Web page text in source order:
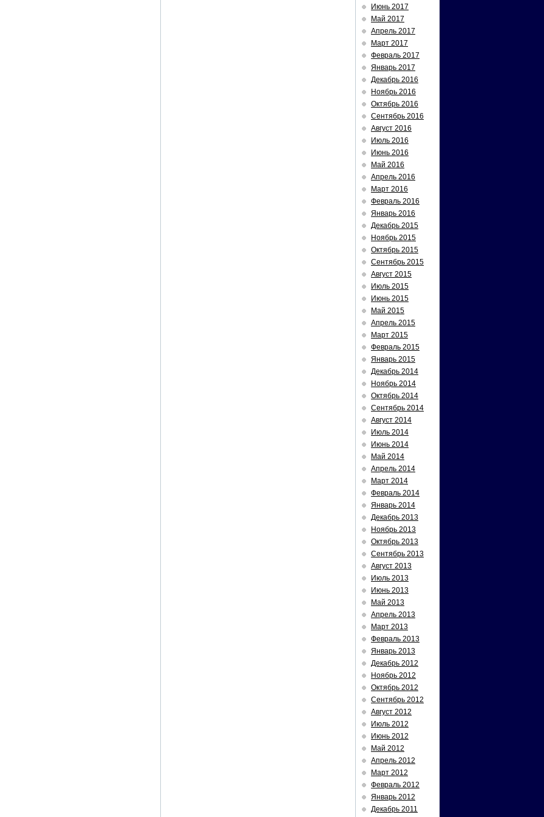
Июнь 2017
Май 2017
Апрель 2017
Март 2017
Февраль 2017
Январь 2017
Декабрь 2016
Ноябрь 2016
Октябрь 2016
Сентябрь 2016
Август 2016
Июль 2016
Июнь 2016
Май 2016
Апрель 2016
Март 2016
Февраль 2016
Январь 2016
Декабрь 2015
Ноябрь 2015
Октябрь 2015
Сентябрь 2015
Август 2015
Июль 2015
Июнь 2015
Май 2015
Апрель 2015
Март 2015
Февраль 2015
Январь 2015
Декабрь 2014
Ноябрь 2014
Октябрь 2014
Сентябрь 2014
Август 2014
Июль 2014
Июнь 2014
Май 2014
Апрель 2014
Март 2014
Февраль 2014
Январь 2014
Декабрь 2013
Ноябрь 2013
Октябрь 2013
Сентябрь 2013
Август 2013
Июль 2013
Июнь 2013
Май 2013
Апрель 2013
Март 2013
Февраль 2013
Январь 2013
Декабрь 2012
Ноябрь 2012
Октябрь 2012
Сентябрь 2012
Август 2012
Июль 2012
Июнь 2012
Май 2012
Апрель 2012
Март 2012
Февраль 2012
Январь 2012
Декабрь 2011